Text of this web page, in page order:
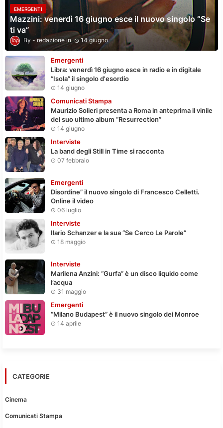
EMERGENTI
Mazzini: venerdì 16 giugno esce il nuovo singolo “Se
ti va”
redazione 14 giugno
Emergenti
Libra: venerdì 16 giugno esce in radio e in digitale
“Isola” il singolo d'esordio
14 giugno
Comunicati Stampa
Maurizio Solieri presenta a Roma in anteprima il vinile
del suo ultimo album “Resurrection”
14 giugno
Interviste
La band degli Still in Time si racconta
07 febbraio
Emergenti
Disordine” il nuovo singolo di Francesco Celletti.
Online il video
06 luglio
Interviste
Ilario Schanzer e la sua “Se Cerco Le Parole”
18 maggio
Interviste
Marilena Anzini: “Gurfa” è un disco liquido come
l’acqua
31 maggio
Emergenti
“Milano Budapest” è il nuovo singolo dei Monroe
14 aprile
CATEGORIE
Cinema
Comunicati Stampa